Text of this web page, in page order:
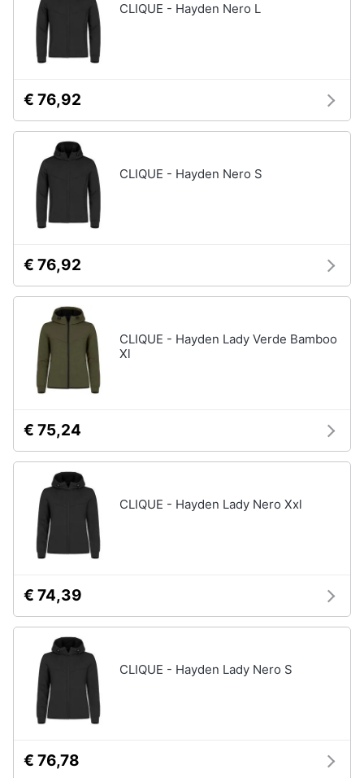
CLIQUE - Hayden Nero L
€ 76,92
CLIQUE - Hayden Nero S
€ 76,92
CLIQUE - Hayden Lady Verde Bamboo
Xl
€ 75,24
CLIQUE - Hayden Lady Nero Xxl
€ 74,39
CLIQUE - Hayden Lady Nero S
€ 76,78